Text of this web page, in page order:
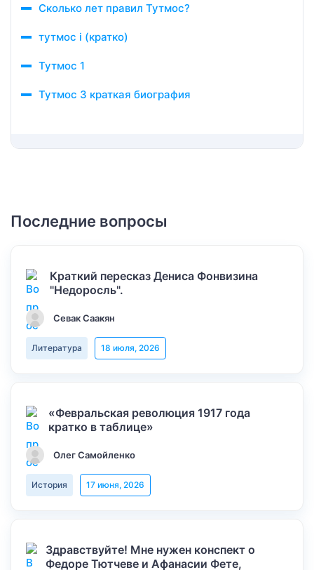
Сколько лет правил Тутмос?
тутмос i (кратко)
Тутмос 1
Тутмос 3 краткая биография
Последние вопросы
Краткий пересказ Дениса Фонвизина
"Недоросль".
Севак Саакян
Литература 18 июля, 2026
«Февральская революция 1917 года
кратко в таблице»
Олег Самойленко
История 17 июня, 2026
Здравствуйте! Мне нужен конспект о
Федоре Тютчеве и Афанасии Фете,